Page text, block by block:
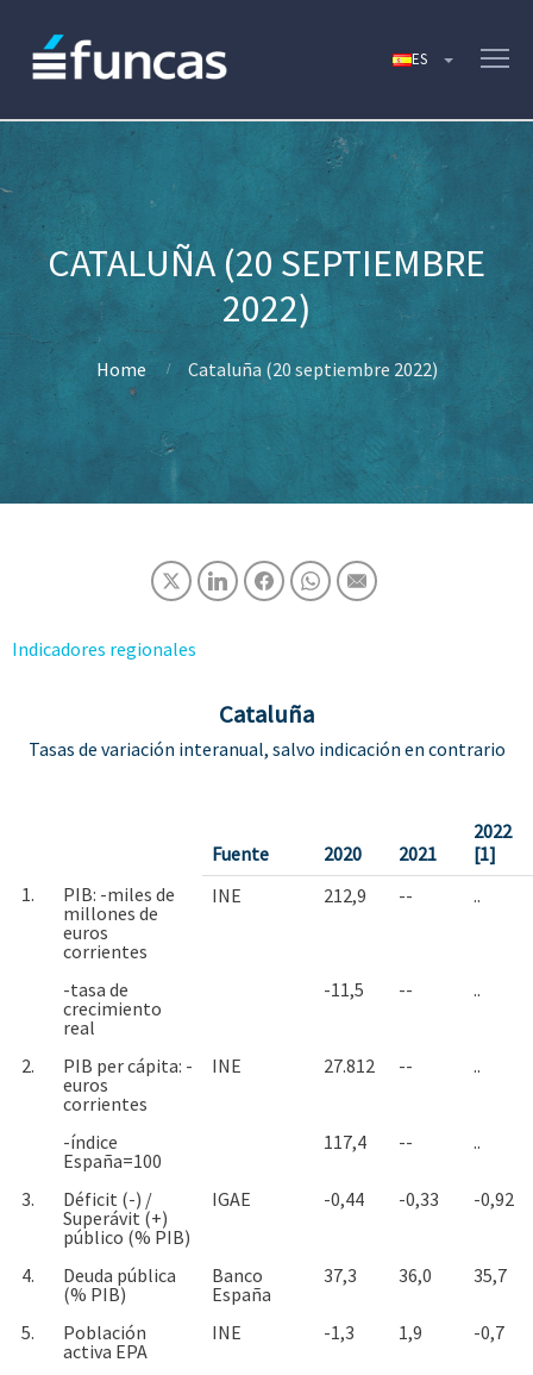
CATALUÑA (20 SEPTIEMBRE
2022)
Home Cataluña (20 septiembre 2022)
Indicadores regionales
Cataluña
Tasas de variación interanual, salvo indicación en contrario
Fuente 2020 2021
2022
[1]
1.
PIB: -miles de
millones de
euros
corrientes
INE 212,9 -- ..
-tasa de
crecimiento
real
-11,5 -- ..
2.
PIB per cápita: -
euros
corrientes
INE 27.812 -- ..
-índice
España=100
117,4 -- ..
3.
Déficit (-) /
Superávit (+)
público (% PIB)
IGAE -0,44 -0,33 -0,92
4.
Deuda pública
(% PIB)
Banco
España
37,3 36,0 35,7
5.
Población
activa EPA
INE -1,3 1,9 -0,7